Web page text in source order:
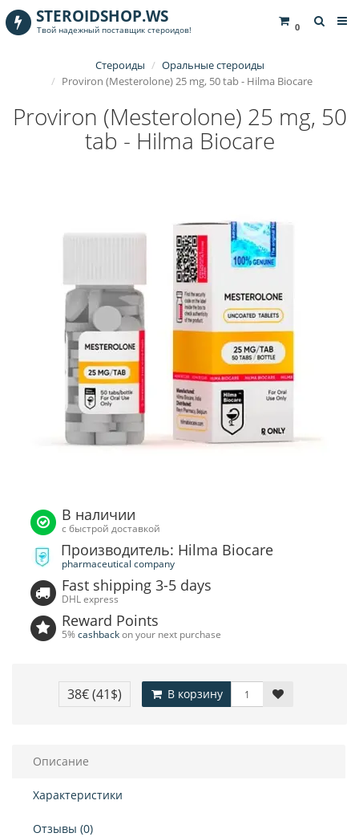
0
STEROIDSHOP.WS
Твой надежный поставщик стероидов!
Стероиды
Оральные стероиды
Proviron (Mesterolone) 25 mg, 50 tab - Hilma Biocare
Proviron (Mesterolone) 25 mg, 50
tab - Hilma Biocare
В наличии
с быстрой доставкой
Производитель: Hilma Biocare
pharmaceutical company
Fast shipping 3-5 days
DHL express
Reward Points
5%cashbackon your next purchase
38€(41$) В корзину
Описание
Характеристики
Отзывы (0)